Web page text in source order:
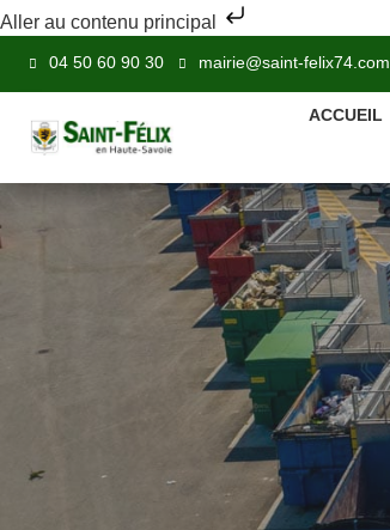
Aller au contenu principal
04 50 60 90 30 mairie@saint-felix74.com
ACCUEIL